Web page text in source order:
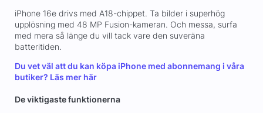
iPhone 16e drivs med A18-chippet. Ta bilder i superhög
upplösning med 48 MP Fusion-kameran. Och messa, surfa
med mera så länge du vill tack vare den suveräna
batteritiden.
Du vet väl att du kan köpa iPhone med abonnemang i våra
butiker? Läs mer här
De viktigaste funktionerna